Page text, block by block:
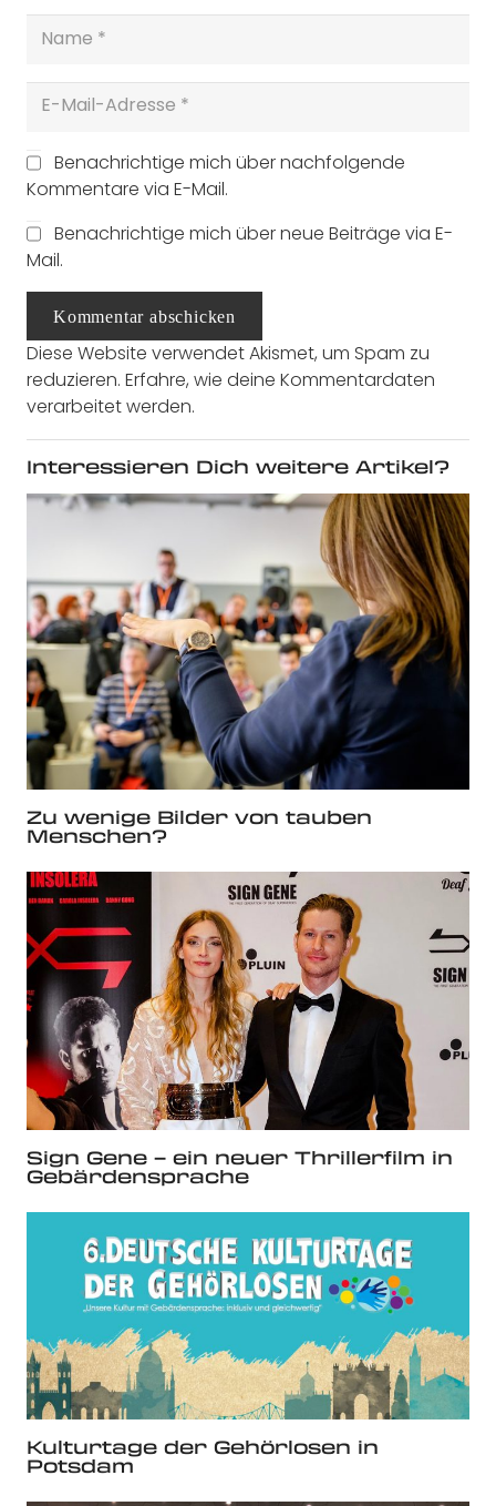
Benachrichtige mich über nachfolgende
Kommentare via E-Mail.
Benachrichtige mich über neue Beiträge via E-
Mail.
Kommentar abschicken
Diese Website verwendet Akismet, um Spam zu
reduzieren. Erfahre, wie deine Kommentardaten
verarbeitet werden.
Interessieren Dich weitere Artikel?
Zu wenige Bilder von tauben
Menschen?
Sign Gene – ein neuer Thrillerfilm in
Gebärdensprache
Kulturtage der Gehörlosen in
Potsdam